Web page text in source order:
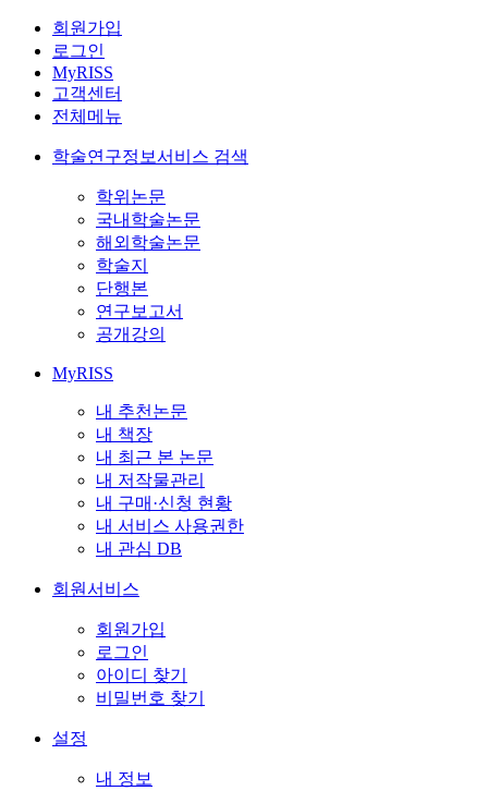
회원가입
로그인
MyRISS
고객센터
전체메뉴
학술연구정보서비스 검색
학위논문
국내학술논문
해외학술논문
학술지
단행본
연구보고서
공개강의
MyRISS
내 추천논문
내 책장
내 최근 본 논문
내 저작물관리
내 구매·신청 현황
내 서비스 사용권한
내 관심 DB
회원서비스
회원가입
로그인
아이디 찾기
비밀번호 찾기
설정
내 정보